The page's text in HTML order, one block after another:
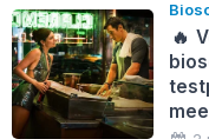
🔥